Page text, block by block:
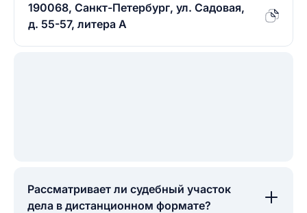
190068, Санкт-Петербург, ул. Садовая,
д. 55-57, литера А
Рассматривает ли судебный участок
дела в дистанционном формате?